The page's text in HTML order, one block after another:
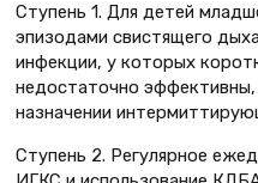
Ступень 1. Для детей
эпизодами свистящего
инфекции, у которых
недостаточно
назначении
Ступень 2. Регулярное